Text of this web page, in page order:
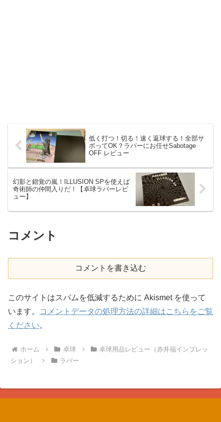
低く打つ！切る！速く返球する！全部サ
ボってOK？ラバーにお任せSabotage
OFF レビュー
幻影と錯覚の嵐！ILLUSION SPを使えば
奇術師の仲間入りだ！【卓球ラバーレビ
ュー】
コメント
コメントを書き込む
このサイトはスパムを低減するために Akismet を使って
います。
コメントデータの処理方法の詳細はこちらをご覧
ください。
ホーム 卓球
卓球用品レビュー（赤井福インプレッ
ション）
ラバー